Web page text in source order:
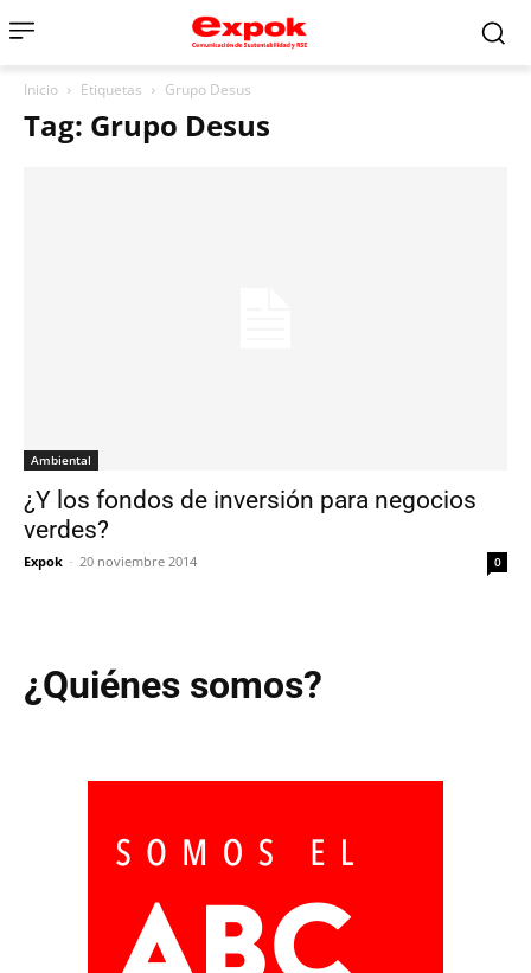
Inicio Etiquetas Grupo Desus
Tag: Grupo Desus
Ambiental
¿Y los fondos de inversión para negocios
verdes?
Expok - 20 noviembre 2014 0
¿Quiénes somos?